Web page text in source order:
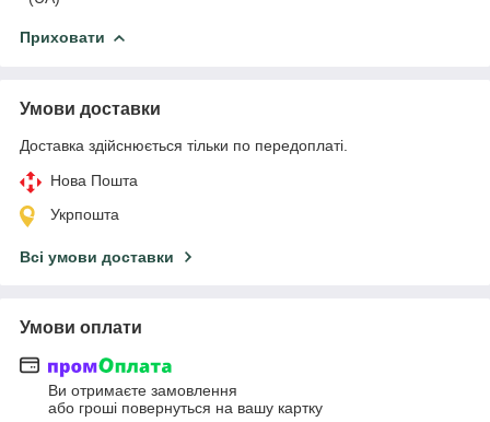
Приховати
Умови доставки
Доставка здійснюється тільки по передоплаті.
Нова Пошта
Укрпошта
Всі умови доставки
Умови оплати
Ви отримаєте замовлення
або гроші повернуться на вашу картку